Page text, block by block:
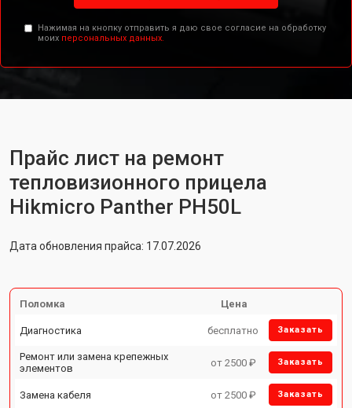
Нажимая на кнопку отправить я даю свое согласие на обработку
моих персональных данных.
Прайс лист на ремонт
тепловизионного прицела
Hikmicro Panther PH50L
Дата обновления прайса: 17.07.2026
Поломка Цена
Диагностика бесплатно Заказать
Ремонт или замена крепежных
элементов
от 2500 ₽ Заказать
Замена кабеля от 2500 ₽ Заказать